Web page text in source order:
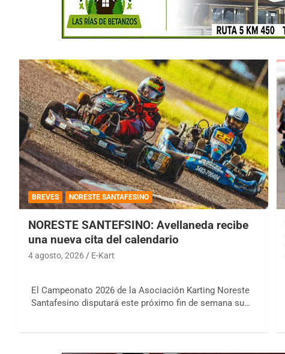
BREVES NORESTE SANTAFESINO
NORESTE SANTEFSINO: Avellaneda recibe
una nueva cita del calendario
4 agosto, 2026 E-Kart
El Campeonato 2026 de la Asociación Karting Noreste
Santafesino disputará este próximo fin de semana su…